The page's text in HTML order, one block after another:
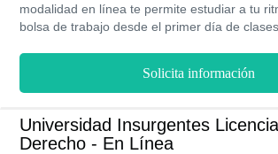
modalidad en línea te permite estudiar a tu
bolsa de trabajo desde el primer día de
podrás revalidar tus materias sin costo
Solicita información
Universidad Insurgentes
Derecho - En Línea